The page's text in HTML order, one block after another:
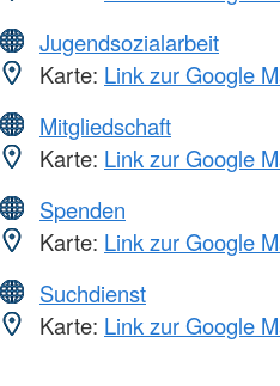
Jugendsozialarbeit
Karte: Link zur Google
Mitgliedschaft
Karte: Link zur Google
Spenden
Karte: Link zur Google
Suchdienst
Karte: Link zur Google